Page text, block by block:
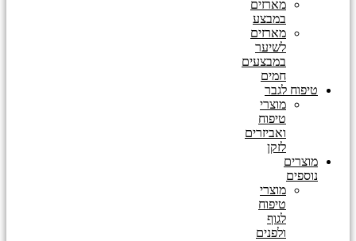
מארזים
במבצע
מארזים
לשיער
במבצעים
חמים
טיפוח לגבר
מוצרי
טיפוח
ואביזרים
לזקן
מוצרים
נוספים
מוצרי
טיפוח
לגוף
ולפנים